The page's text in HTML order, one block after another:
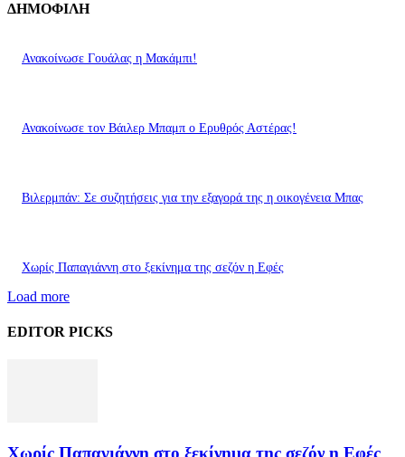
ΔΗΜΟΦΙΛΗ
Ανακοίνωσε Γουάλας η Μακάμπι!
Ανακοίνωσε τον Βάιλερ Μπαμπ ο Ερυθρός Αστέρας!
Βιλερμπάν: Σε συζητήσεις για την εξαγορά της η οικογένεια Μπας
Χωρίς Παπαγιάννη στο ξεκίνημα της σεζόν η Εφές
Load more
EDITOR PICKS
Χωρίς Παπαγιάννη στο ξεκίνημα της σεζόν η Εφές